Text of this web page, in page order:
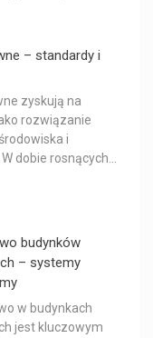
– standardy i
zyskują na
rozwiązanie
i
dobie rosnących...
budynków
– systemy
w budynkach
jest kluczowym